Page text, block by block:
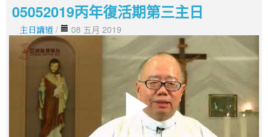
05052019丙年復活期第三主日
主日講道 / 08 五月 2019